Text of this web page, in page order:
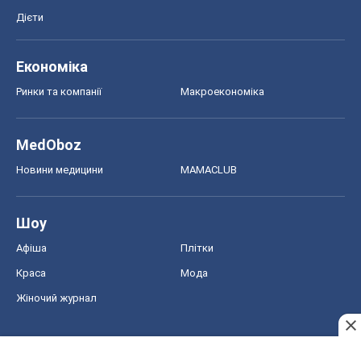
Дієти
Економіка
Ринки та компанії Макроекономіка
MedOboz
Новини медицини MAMACLUB
Шоу
Афіша Плітки
Краса Мода
Жіночий журнал